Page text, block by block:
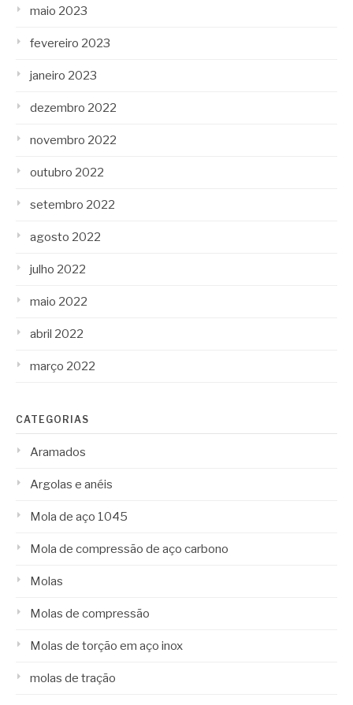
maio 2023
fevereiro 2023
janeiro 2023
dezembro 2022
novembro 2022
outubro 2022
setembro 2022
agosto 2022
julho 2022
maio 2022
abril 2022
março 2022
CATEGORIAS
Aramados
Argolas e anéis
Mola de aço 1045
Mola de compressão de aço carbono
Molas
Molas de compressão
Molas de torção em aço inox
molas de tração